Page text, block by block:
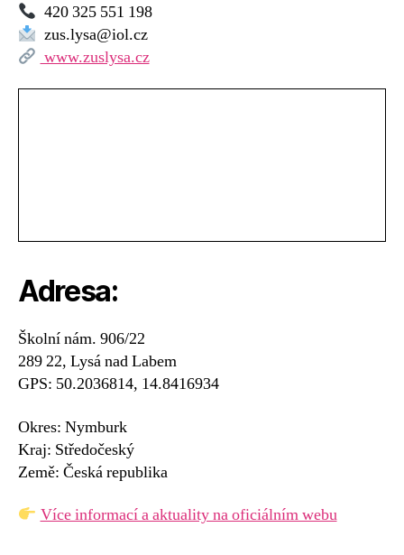
420 325 551 198
zus.lysa@iol.cz
www.zuslysa.cz
Adresa:
Školní nám. 906/22
289 22, Lysá nad Labem
GPS: 50.2036814, 14.8416934
Okres: Nymburk
Kraj: Středočeský
Země: Česká republika
Více informací a aktuality na oficiálním webu